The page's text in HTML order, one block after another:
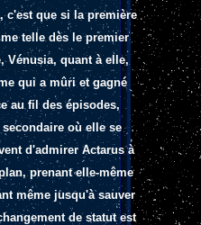
c'est que si la première
telle dès le premier
Vénusia, quant à elle,
qui a mûri et gagné
au fil des épisodes,
où elle se
d'admirer Actarus à
prenant elle-même
même jusqu'à sauver
de statut est